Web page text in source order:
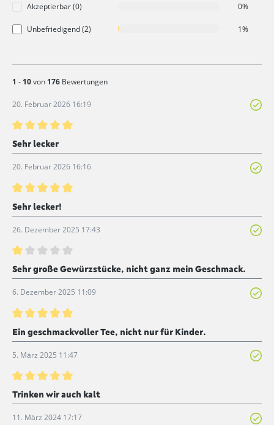
Akzeptierbar (0) 0%
Unbefriedigend (2) 1%
1 - 10von 176 Bewertungen
20. Februar 2026 16:19
Bewertung mit 5 von 5 Sternen
Sehr lecker
20. Februar 2026 16:16
Bewertung mit 5 von 5 Sternen
Sehr lecker!
26. Dezember 2025 17:43
Bewertung mit 1 von 5 Sternen
Sehr große Gewürzstücke, nicht ganz mein Geschmack.
6. Dezember 2025 11:09
Bewertung mit 5 von 5 Sternen
Ein geschmackvoller Tee, nicht nur für Kinder.
5. März 2025 11:47
Bewertung mit 5 von 5 Sternen
Trinken wir auch kalt
11. März 2024 17:17